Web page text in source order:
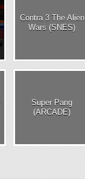
Contra 3 The Alien
Wars (SNES)
Super Pang
(ARCADE)